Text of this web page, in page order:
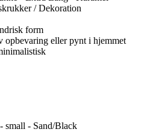
/ Dekoration
form
opbevaring eller pynt i hjemmet
small - Sand/Black